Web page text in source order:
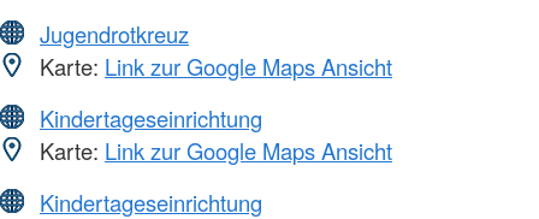
Jugendrotkreuz
Karte: Link zur Google Maps Ansicht
Kindertageseinrichtung
Karte: Link zur Google Maps Ansicht
Kindertageseinrichtung